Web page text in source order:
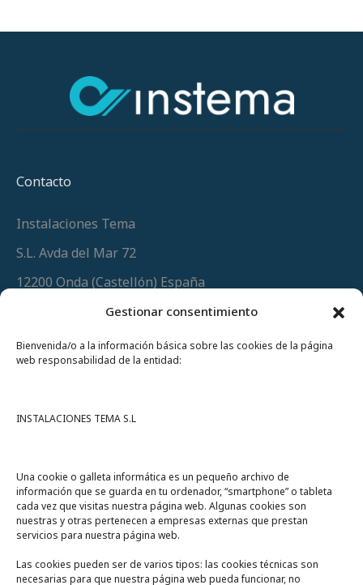
Gestionar consentimiento
Bienvenida/o a la información básica sobre las cookies de la página
web responsabilidad de la entidad:
INSTALACIONES TEMA S.L
Una cookie o galleta informática es un pequeño archivo de
información que se guarda en tu ordenador, “smartphone” o tableta
cada vez que visitas nuestra página web. Algunas cookies son
nuestras y otras pertenecen a empresas externas que prestan
servicios para nuestra página web.
Las cookies pueden ser de varios tipos: las cookies técnicas son
necesarias para que nuestra página web pueda funcionar, no
Contacto
Instalaciones Tema
S.L. Avda del Mar 72
12200 Onda (Castellón) España
(+34) 964 60 34 34
Urgencias y whatsapp649 406 493